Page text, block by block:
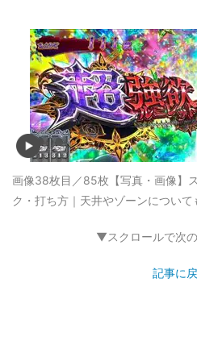
画像38枚目／85枚 【写真・画像】
ク・打ち方｜天井やゾーンについ
▼スクロールで次
記事に